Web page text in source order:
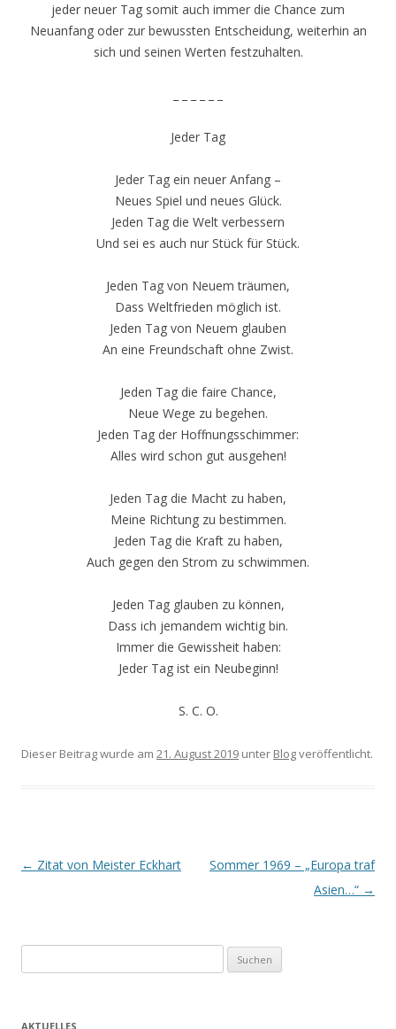
jeder neuer Tag somit auch immer die Chance zum
Neuanfang oder zur bewussten Entscheidung, weiterhin an
sich und seinen Werten festzuhalten.
Jeder Tag
Jeder Tag ein neuer Anfang –
Neues Spiel und neues Glück.
Jeden Tag die Welt verbessern
Und sei es auch nur Stück für Stück.
Jeden Tag von Neuem träumen,
Dass Weltfrieden möglich ist.
Jeden Tag von Neuem glauben
An eine Freundschaft ohne Zwist.
Jeden Tag die faire Chance,
Neue Wege zu begehen.
Jeden Tag der Hoffnungsschimmer:
Alles wird schon gut ausgehen!
Jeden Tag die Macht zu haben,
Meine Richtung zu bestimmen.
Jeden Tag die Kraft zu haben,
Auch gegen den Strom zu schwimmen.
Jeden Tag glauben zu können,
Dass ich jemandem wichtig bin.
Immer die Gewissheit haben:
Jeder Tag ist ein Neubeginn!
S. C. O.
Dieser Beitrag wurde am 21. August 2019 unter Blogveröffentlicht.
Beitrags-
← Zitat von Meister Eckhart
Sommer 1969 – „Europa traf
Asien…“ →
nach:
AKTUELLES